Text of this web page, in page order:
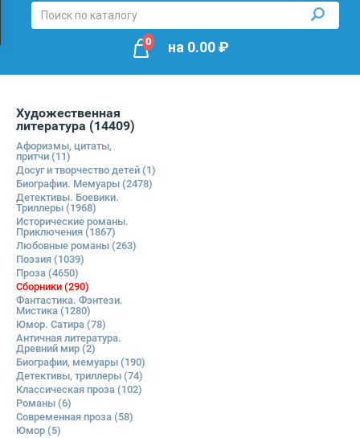
0 на 0.00₽
Художественная
литература (14409)
Афоризмы, цитаты,
притчи (11)
Досуг и творчество детей (1)
Биографии. Мемуары (2478)
Детективы. Боевики.
Триллеры (1968)
Исторические романы.
Приключения (1867)
Любовные романы (263)
Поэзия (1039)
Проза (4650)
Сборники (290)
Фантастика. Фэнтези.
Мистика (1280)
Юмор. Сатира (78)
Античная литература.
Древний мир (2)
Биографии, мемуары (190)
Детективы, триллеры (74)
Классическая проза (102)
Романы (6)
Современная проза (58)
Юмор (5)